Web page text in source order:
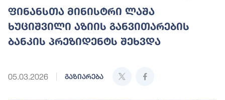
ფინანსთა მინისტრი ლაშა
ხუციშვილი აზიის განვითარების
ბანკის პრეზიდენტს შეხვდა
05.03.2026 გაზიარება